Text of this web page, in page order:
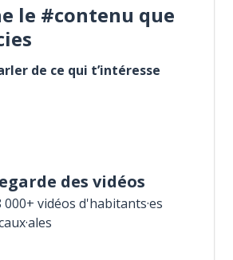
le #contenu que
de ce qui t’intéresse
des vidéos
000+ vidéos d'habitants·es